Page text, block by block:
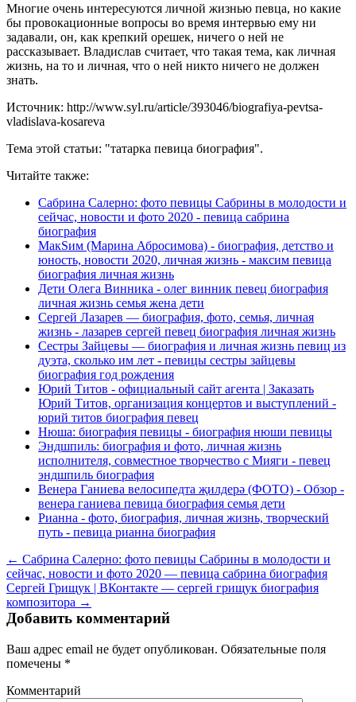
Многие очень интересуются личной жизнью певца, но какие
бы провокационные вопросы во время интервью ему ни
задавали, он, как крепкий орешек, ничего о ней не
рассказывает. Владислав считает, что такая тема, как личная
жизнь, на то и личная, что о ней никто ничего не должен
знать.
Источник: http://www.syl.ru/article/393046/biografiya-pevtsa-
vladislava-kosareva
Тема этой статьи: "татарка певица биография".
Читайте также:
Сабрина Салерно: фото певицы Сабрины в молодости и
сейчас, новости и фото 2020 - певица сабрина
биография
МакSим (Марина Абросимова) - биография, детство и
юность, новости 2020, личная жизнь - максим певица
биография личная жизнь
Дети Олега Винника - олег винник певец биография
личная жизнь семья жена дети
Сергей Лазарев — биография, фото, семья, личная
жизнь - лазарев сергей певец биография личная жизнь
Сестры Зайцевы — биография и личная жизнь певиц из
дуэта, сколько им лет - певицы сестры зайцевы
биография год рождения
Юрий Титов - официальный сайт агента | Заказать
Юрий Титов, организация концертов и выступлений -
юрий титов биография певец
Нюша: биография певицы - биография нюши певицы
Эндшпиль: биография и фото, личная жизнь
исполнителя, совместное творчество с Мияги - певец
эндшпиль биография
Венера Ганиева велосипедта җилдерә (ФОТО) - Обзор -
венера ганиева певица биография семья дети
Рианна - фото, биография, личная жизнь, творческий
путь - певица рианна биография
← Сабрина Салерно: фото певицы Сабрины в молодости и
сейчас, новости и фото 2020 — певица сабрина биография
Сергей Грищук | ВКонтакте — сергей грищук биография
композитора →
Добавить комментарий
Ваш адрес email не будет опубликован. Обязательные поля
помечены *
Комментарий